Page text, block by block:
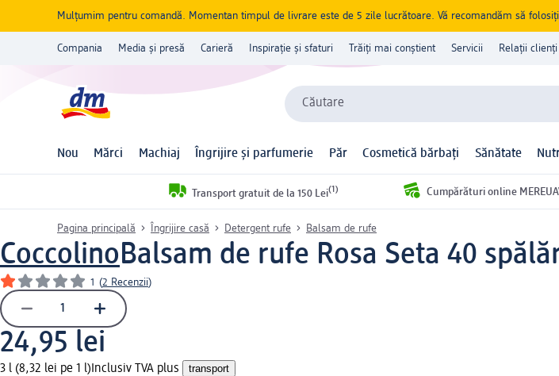
Mulțumim pentru comandă. Momentan timpul de livrare este de 5 zile lucrătoare. Vă recomandăm să
Compania Media și presă Carieră Inspirație și sfaturi Trăiți mai conștient Servicii Relații clienți
Căutare
Nou Mărci Machiaj Îngrijire și parfumerie Păr Cosmetică bărbați Sănătate
Transport gratuit de la 150 Lei(1) Cumpărături online
Pagina principală Îngrijire casă Detergent rufe Balsam de rufe
CoccolinoBalsam de rufe Rosa Seta 40
1 (2 Recenzii)
24,95 lei
3 l (8,32 lei pe 1 l) Inclusiv TVA plus transport